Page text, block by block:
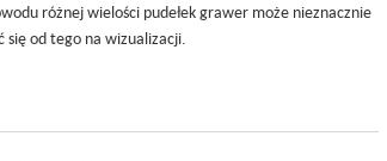
różnej wielości pudełek grawer może nieznacznie
się od tego na wizualizacji.